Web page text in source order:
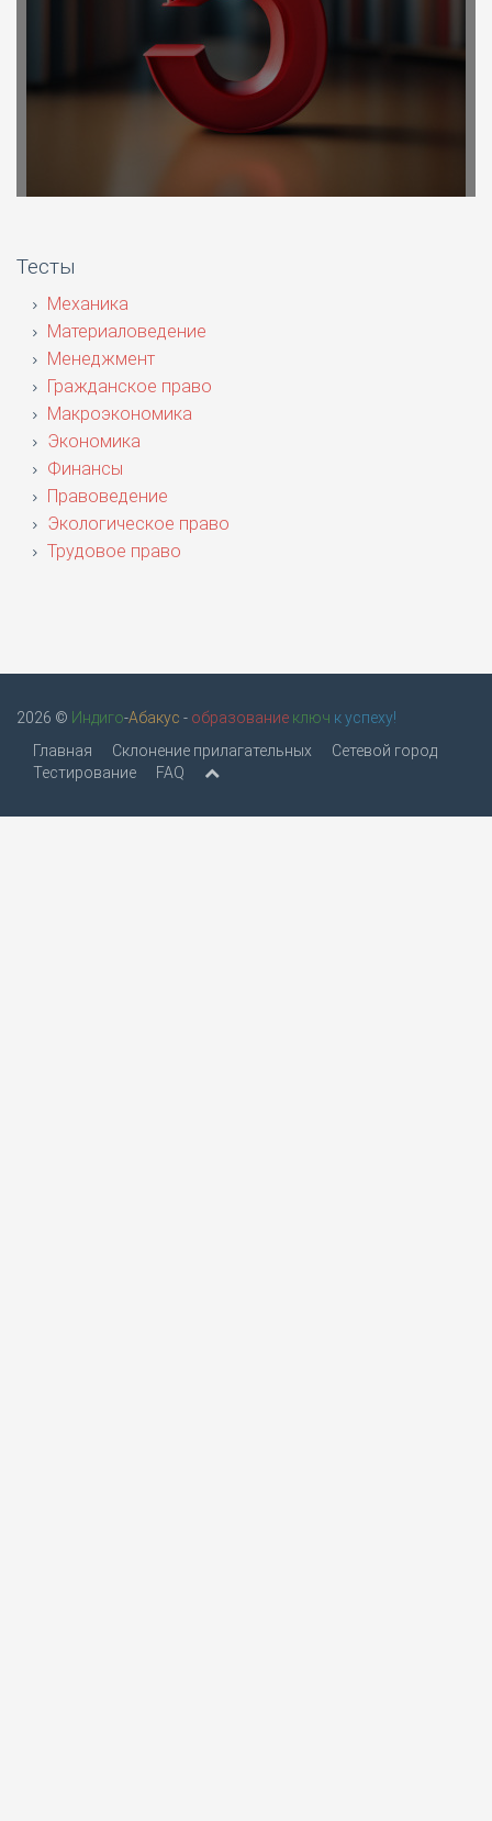
Тесты
Механика
Материаловедение
Менеджмент
Гражданское право
Макроэкономика
Экономика
Финансы
Правоведение
Экологическое право
Трудовое право
2026 © Индиго-Абакус - образование ключ к успеху!
Главная
Склонение прилагательных
Сетевой город
Тестирование
FAQ